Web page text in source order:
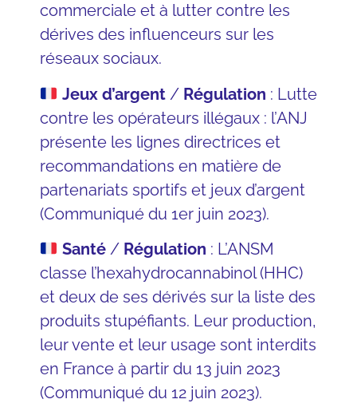
commerciale et à lutter contre les
dérives des influenceurs sur les
réseaux sociaux.
Jeux d’argent/ Régulation : Lutte
contre les opérateurs illégaux : l’ANJ
présente les lignes directrices et
recommandations en matière de
partenariats sportifs et jeux d’argent
(Communiqué du 1er juin 2023).
Santé/ Régulation : L’ANSM
classe l’hexahydrocannabinol (HHC)
et deux de ses dérivés sur la liste des
produits stupéfiants. Leur production,
leur vente et leur usage sont interdits
en France à partir du 13 juin 2023
(Communiqué du 12 juin 2023).